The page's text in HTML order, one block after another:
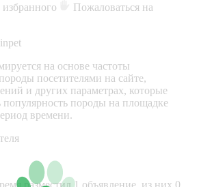
избранного
Пожаловаться на
на основе частоты
посетителями на сайте,
и других параметрах, которые
популярность породы на площадке
времени.
разместил 1 объявление, из них 0